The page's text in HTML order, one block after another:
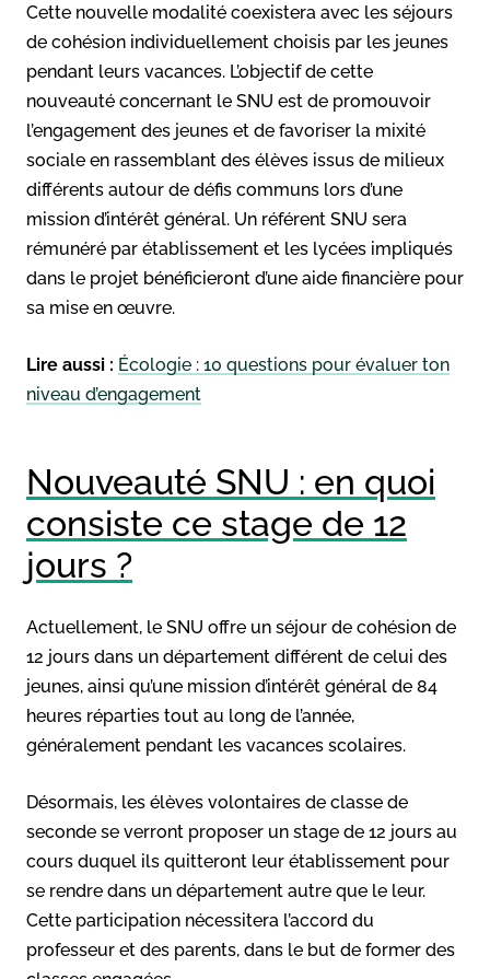
Cette nouvelle modalité coexistera avec les séjours
de cohésion individuellement choisis par les jeunes
pendant leurs vacances. L’objectif de cette
nouveauté concernant le SNU est de promouvoir
l’engagement des jeunes et de favoriser la mixité
sociale en rassemblant des élèves issus de milieux
différents autour de défis communs lors d’une
mission d’intérêt général. Un référent SNU sera
rémunéré par établissement et les lycées impliqués
dans le projet bénéficieront d’une aide financière pour
sa mise en œuvre.
Lire aussi : Écologie : 10 questions pour évaluer ton
niveau d’engagement
Nouveauté SNU : en quoi
consiste ce stage de 12
jours ?
Actuellement, le SNU offre un séjour de cohésion de
12 jours dans un département différent de celui des
jeunes, ainsi qu’une mission d’intérêt général de 84
heures réparties tout au long de l’année,
généralement pendant les vacances scolaires.
Désormais, les élèves volontaires de classe de
seconde se verront proposer un stage de 12 jours au
cours duquel ils quitteront leur établissement pour
se rendre dans un département autre que le leur.
Cette participation nécessitera l’accord du
professeur et des parents, dans le but de former des